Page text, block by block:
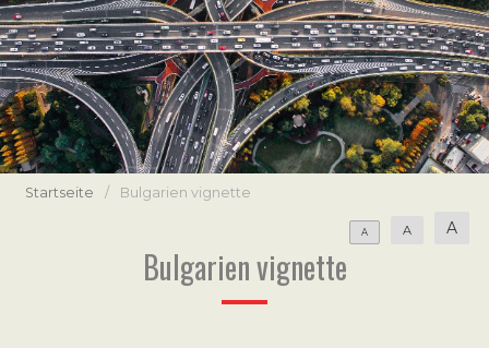
Startseite / Bulgarien vignette
A A A
Bulgarien vignette